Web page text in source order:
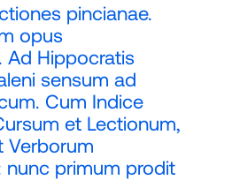
pincianae.
opus
Ad Hippocratis
sensum ad
Cum Indice
et Lectionum,
Verborum
nunc primum prodit